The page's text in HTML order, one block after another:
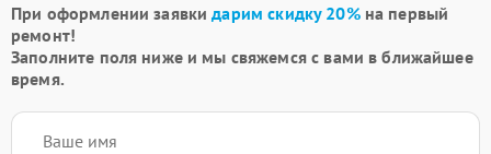
При оформлении заявкидарим скидку 20%на первый
ремонт!
Заполните поля ниже и мы свяжемся с вами в ближайшее
время.